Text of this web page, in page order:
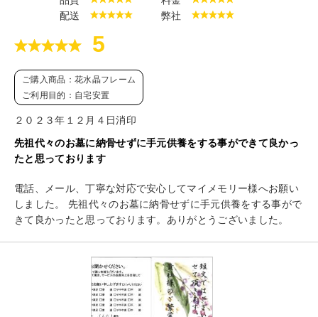
配送
弊社
5
ご購入商品：花水晶フレーム
ご利用目的：自宅安置
２０２３年１２月４日消印
先祖代々のお墓に納骨せずに手元供養をする事ができて良かっ
たと思っております
電話、メール、丁寧な対応で安心してマイメモリー様へお願い
しました。 先祖代々のお墓に納骨せずに手元供養をする事がで
きて良かったと思っております。ありがとうございました。